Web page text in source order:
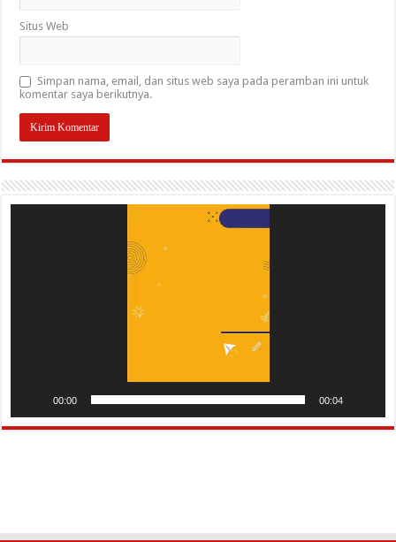
Situs Web
Simpan nama, email, dan situs web saya pada peramban ini untuk
komentar saya berikutnya.
00:00 00:04